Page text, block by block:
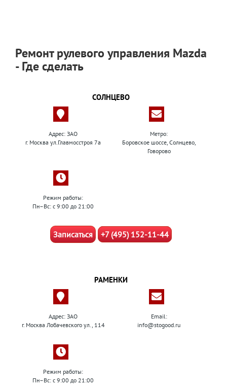
Ремонт рулевого управления Mazda
- Где сделать
СОЛНЦЕВО
Адрес: ЗАО
г. Москва ул.Главмосстроя 7а
Метро:
Боровское шоссе, Солнцево,
Говорово
Режим работы:
Пн–Вс: с 9:00 до 21:00
Записаться +7 (495) 152-11-44
РАМЕНКИ
Адрес: ЗАО
г. Москва Лобачевского ул., 114
Email:
info@stogood.ru
Режим работы:
Пн–Вс: с 9:00 до 21:00